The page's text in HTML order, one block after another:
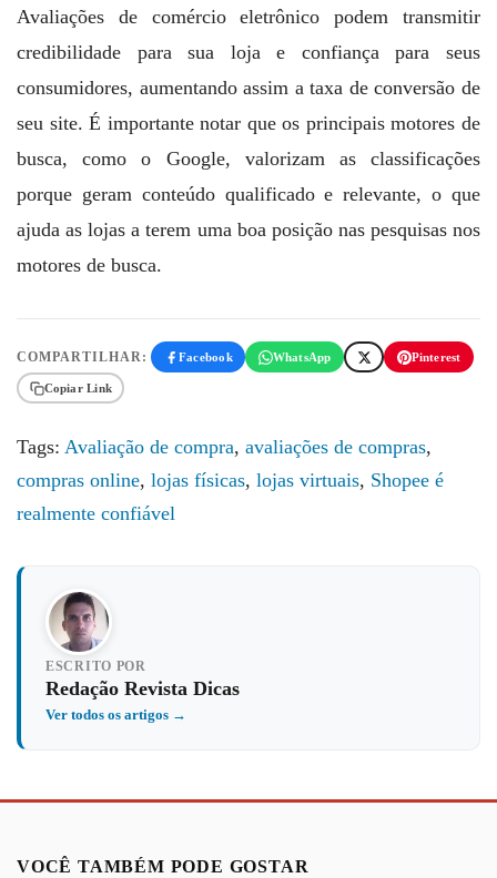
Avaliações de comércio eletrônico podem transmitir
credibilidade para sua loja e confiança para seus
consumidores, aumentando assim a taxa de conversão de
seu site. É importante notar que os principais motores de
busca, como o Google, valorizam as classificações
porque geram conteúdo qualificado e relevante, o que
ajuda as lojas a terem uma boa posição nas pesquisas nos
motores de busca.
COMPARTILHAR: Facebook WhatsApp Pinterest
Copiar Link
Tags: Avaliação de compra, avaliações de compras,
compras online, lojas físicas, lojas virtuais, Shopee é
realmente confiável
ESCRITO POR
Redação Revista Dicas
Ver todos os artigos →
VOCÊ TAMBÉM PODE GOSTAR